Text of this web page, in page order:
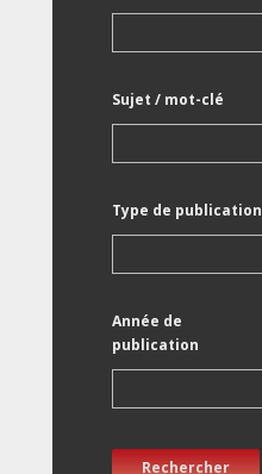
Sujet / mot-clé
Type de publication
Année de
publication
Rechercher